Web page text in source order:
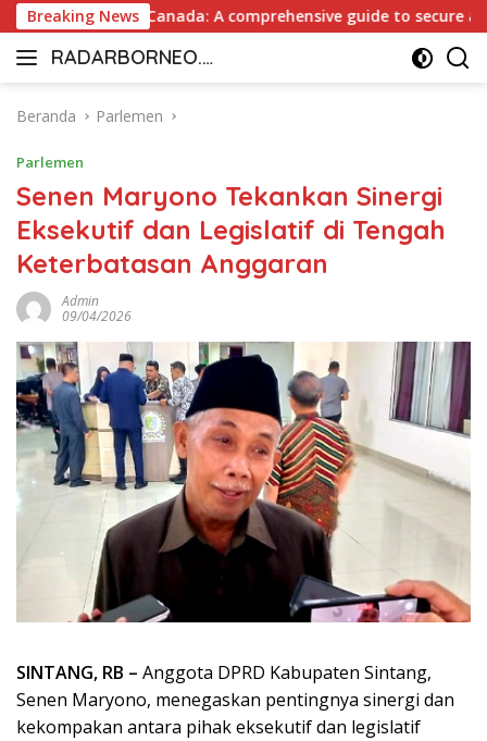
Langsung
ke
konten
Breaking News
Casino Canada: A comprehensive guide to secure and fast
RADARBORNEO.I
Radarnya
Beranda
Parlemen
Parlemen
Senen Maryono Tekankan Sinergi
Eksekutif dan Legislatif di Tengah
Keterbatasan Anggaran
Admin
09/04/2026
SINTANG, RB – Anggota DPRD Kabupaten Sintang,
Senen Maryono, menegaskan pentingnya sinergi dan
kekompakan antara pihak eksekutif dan legislatif